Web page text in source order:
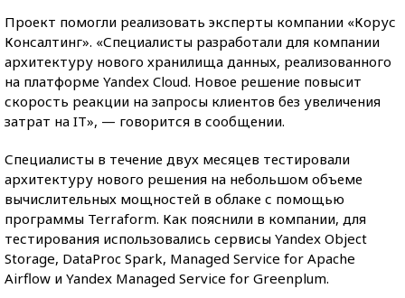
Проект помогли реализовать эксперты компании «Корус
Консалтинг». «Специалисты разработали для компании
архитектуру нового хранилища данных, реализованного
на платформе Yandex Cloud. Новое решение повысит
скорость реакции на запросы клиентов без увеличения
затрат на IT», — говорится в сообщении.
Специалисты в течение двух месяцев тестировали
архитектуру нового решения на небольшом объеме
вычислительных мощностей в облаке с помощью
программы Terraform. Как пояснили в компании, для
тестирования использовались сервисы Yandex Object
Storage, DataProc Spark, Managed Service for Apache
Airflow и Yandex Managed Service for Greenplum.